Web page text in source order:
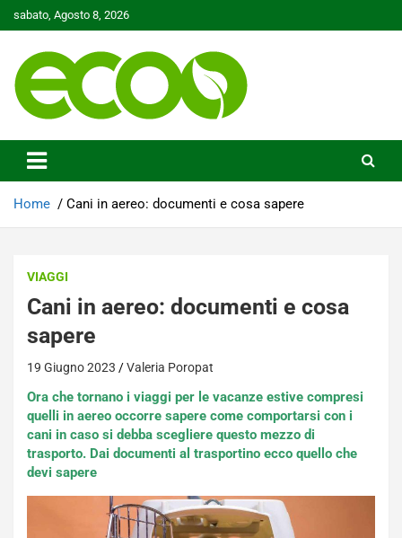
to
sabato, Agosto 8, 2026
Ecoo.it
Home Cani in aereo: documenti e cosa sapere
VIAGGI
Cani in aereo: documenti e cosa
sapere
19 Giugno 2023 Valeria Poropat
Ora che tornano i viaggi per le vacanze estive compresi
quelli in aereo occorre sapere come comportarsi con i
cani in caso si debba scegliere questo mezzo di
trasporto. Dai documenti al trasportino ecco quello che
devi sapere